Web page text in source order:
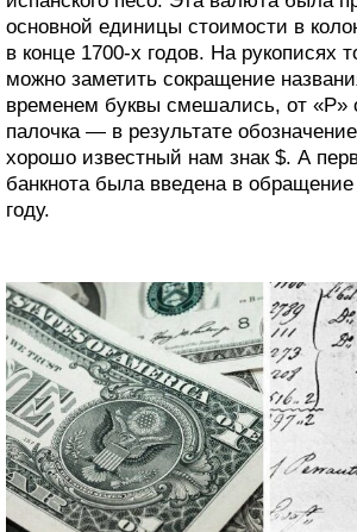
основной единицы стоимости в
в конце 1700-х годов. На рукописях
можно заметить сокращение
временем буквы смешались, от «P»
палочка — в результате
хорошо известный нам знак $. А
банкнота была введена в
году.